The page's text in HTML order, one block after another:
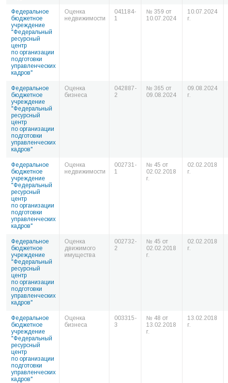
Федеральное
бюджетное
учреждение
"Федеральный
ресурсный
центр
по организации
подготовки
управленческих
кадров"
Оценка
недвижимости
041184-
1
№ 359 от
10.07.2024
10.07.2024
г.
Федеральное
бюджетное
учреждение
"Федеральный
ресурсный
центр
по организации
подготовки
управленческих
кадров"
Оценка
бизнеса
042887-
2
№ 365 от
09.08.2024
09.08.2024
г.
Федеральное
бюджетное
учреждение
"Федеральный
ресурсный
центр
по организации
подготовки
управленческих
кадров"
Оценка
недвижимости
002731-
1
№ 45 от
02.02.2018
г.
02.02.2018
г.
Федеральное
бюджетное
учреждение
"Федеральный
ресурсный
центр
по организации
подготовки
управленческих
кадров"
Оценка
движимого
имущества
002732-
2
№ 45 от
02.02.2018
г.
02.02.2018
г.
Федеральное
бюджетное
учреждение
"Федеральный
ресурсный
центр
по организации
подготовки
управленческих
кадров"
Оценка
бизнеса
003315-
3
№ 48 от
13.02.2018
г.
13.02.2018
г.